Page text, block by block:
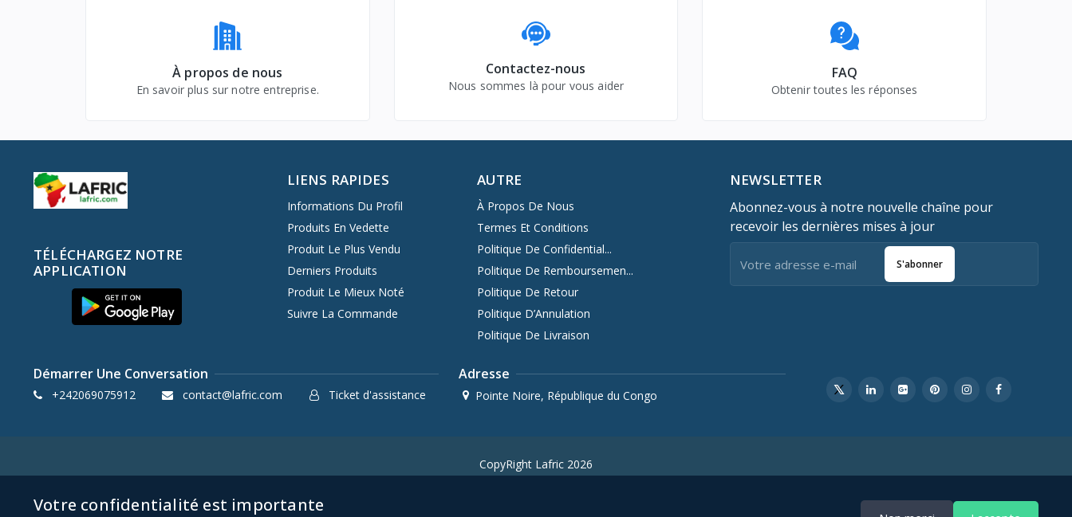
À propos de nous
En savoir plus sur notre entreprise.
Contactez-nous
Nous sommes là pour vous aider
FAQ
Obtenir toutes les réponses
TÉLÉCHARGEZ NOTRE
APPLICATION
LIENS RAPIDES
Informations Du Profil
Produits En Vedette
Produit Le Plus Vendu
Derniers Produits
Produit Le Mieux Noté
Suivre La Commande
AUTRE
À Propos De Nous
Termes Et Conditions
Politique De Confidential...
Politique De Remboursemen...
Politique De Retour
Politique D’Annulation
Politique De Livraison
NEWSLETTER
Abonnez-vous à notre nouvelle chaîne pour
recevoir les dernières mises à jour
S'abonner
Démarrer Une Conversation
+242069075912 contact@lafric.com Ticket d'assistance
Adresse
Pointe Noire, République du Congo
CopyRight Lafric 2026
Votre confidentialité est importante